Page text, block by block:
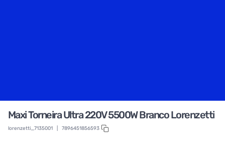
Maxi Torneira Ultra 220V 5500W Branco Lorenzetti
lorenzetti_7135001 7896451856593